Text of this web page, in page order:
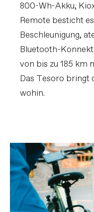
800-Wh-Akku,
Remote besticht
Beschleunigung,
Bluetooth-
von bis zu 185 km
Das Tesoro bringt
wohin.